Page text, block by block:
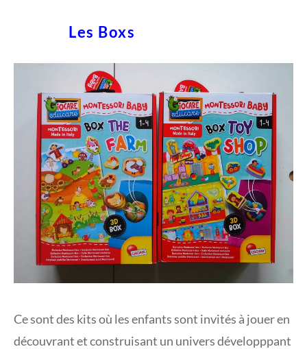
Les Boxs
Ce sont des kits où les enfants sont invités à jouer en
découvrant et construisant un univers développpant